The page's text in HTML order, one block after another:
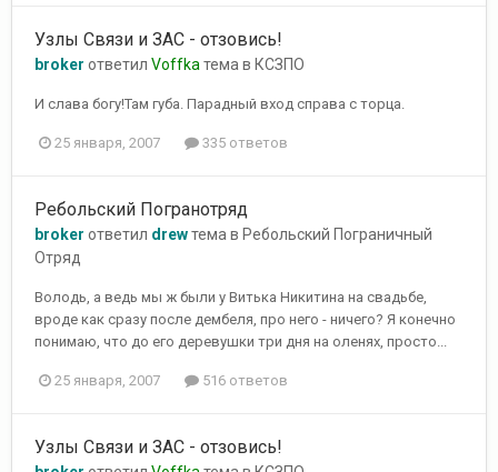
Узлы Связи и ЗАС - отзовись!
broker ответил Voffka тема в КСЗПО
И слава богу!Там губа. Парадный вход справа с торца.
25 января, 2007 335 ответов
Ребольский Погранотряд
broker ответил drewтема в Ребольский Пограничный
Отряд
Володь, а ведь мы ж были у Витька Никитина на свадьбе,
вроде как сразу после дембеля, про него - ничего? Я конечно
понимаю, что до его деревушки три дня на оленях, просто...
25 января, 2007 516 ответов
Узлы Связи и ЗАС - отзовись!